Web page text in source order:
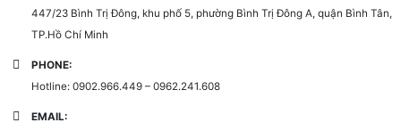
447/23 Bình Trị Đông, khu phố 5, phường Bình Trị Đông A, quận Bình Tân,
TP.Hồ Chí Minh
PHONE:
Hotline: 0902.966.449 – 0962.241.608
EMAIL: